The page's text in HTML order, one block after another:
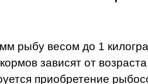
рыбу весом до 1
зависят от
приобретение